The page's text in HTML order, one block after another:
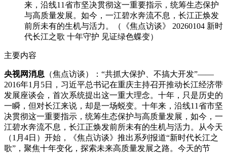
VIP会员 CCTV奥林匹克频道 生活体育大会 体育江湖
财经 教育 乡村振兴 生态环境
大国智造
CCTV.节目官网 直播 节目单 栏目 片库 热播榜
来，沿线11省市坚决贯彻这一重要指示，统筹生态保护
与高质量发展。如今，一江碧水奔流不息，长江正焕发
前所未有的生机与活力。（《焦点访谈》 20260104 新时
代长江之歌 十年守护 见证绿色蝶变）
主要内容
央视网消息 （焦点访谈）：“共抓大保护、不搞大开发”——
2016年1月5日，习近平总书记在重庆主持召开推动长江经济带
发展座谈会，首次系统提出这一重大理念。十年，只是历史的
一瞬，但对长江来说，却是一场蜕变。十年来，沿线11省市坚
决贯彻这一重要指示，统筹生态保护与高质量发展，如今，一
江碧水奔流不息，长江正焕发前所未有的生机与活力。从今天
（1月4日）开始，《焦点访谈》推出系列报道“新时代长江之
歌”，聚焦十年变化，探索未来高质量发展之路。今天的节